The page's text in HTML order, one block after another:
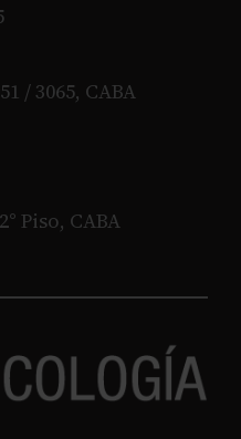
/ 3065, CABA
Piso, CABA